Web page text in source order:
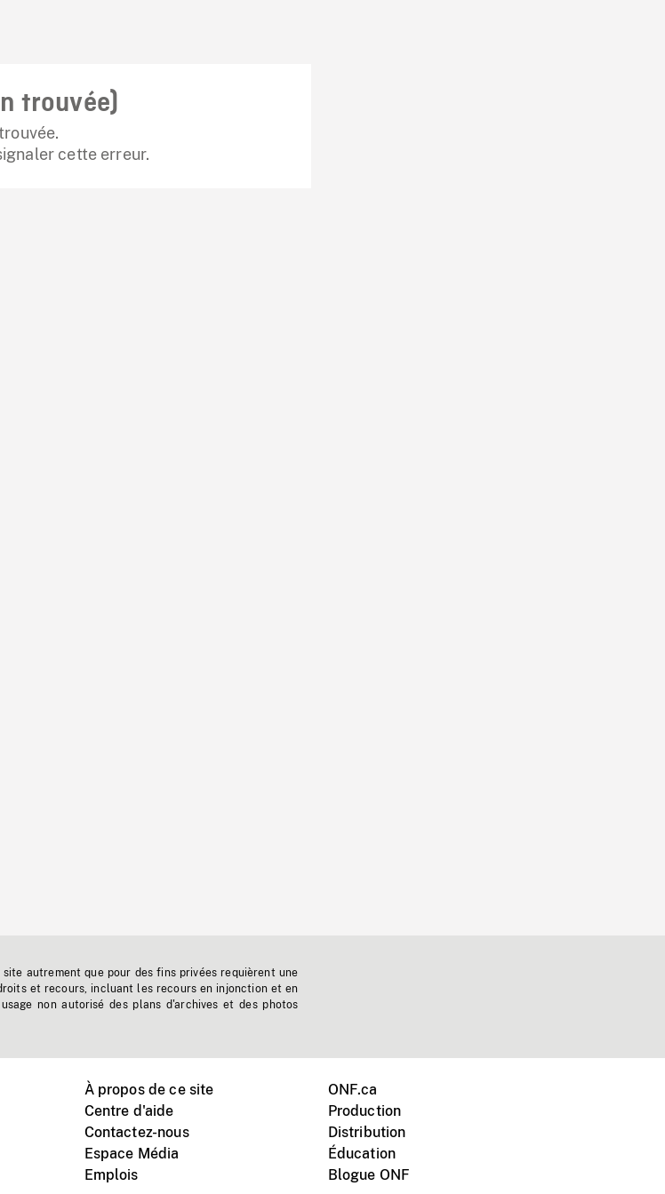
trouvée)
cette erreur.
autrement que pour des fins privées requièrent une
et recours, incluant les recours en injonction et en
non autorisé des plans d'archives et des photos
À propos de ce site
Centre d'aide
Contactez-nous
Espace Média
Emplois
ONF.ca
Production
Distribution
Éducation
Blogue ONF